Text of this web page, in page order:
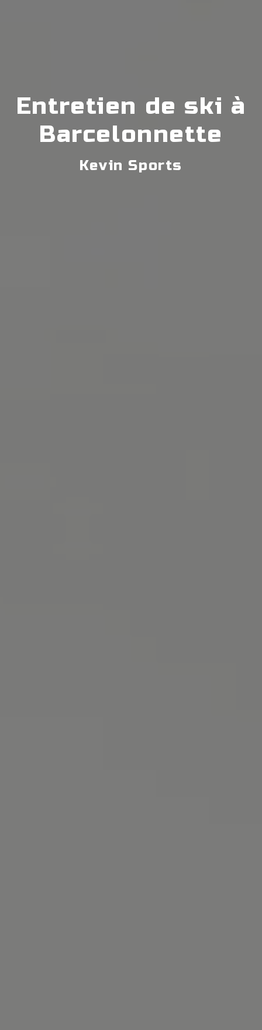
Entretien de ski à
Barcelonnette
Kevin Sports